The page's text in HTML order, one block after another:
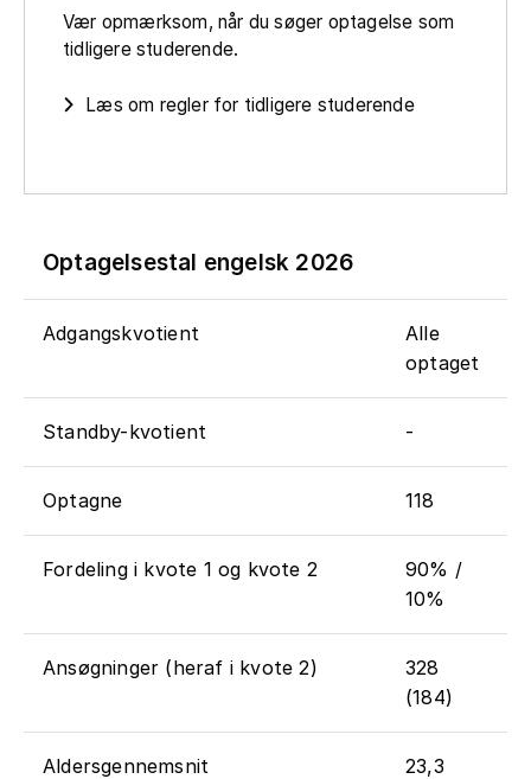
Vær opmærksom, når du søger optagelse som
tidligere studerende.
Læs om regler for tidligere studerende
Optagelsestal engelsk 2026
Adgangskvotient
Alle
optaget
Standby-kvotient -
Optagne 118
Fordeling i kvote 1 og kvote 2
90% /
10%
Ansøgninger (heraf i kvote 2)
328
(184)
Aldersgennemsnit 23,3